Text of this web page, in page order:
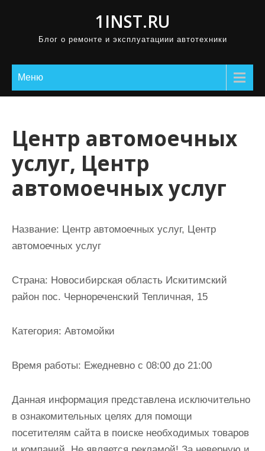
1INST.RU
Блог о ремонте и эксплуатациии автотехники
Меню
Центр автомоечных
услуг, Центр
автомоечных услуг
Название: Центр автомоечных услуг, Центр
автомоечных услуг
Страна: Новосибирская область Искитимский
район пос. Чернореченский Тепличная, 15
Категория: Автомойки
Время работы: Ежедневно с 08:00 до 21:00
Данная информация представлена исключительно
в ознакомительных целях для помощи
посетителям сайта в поиске необходимых товаров